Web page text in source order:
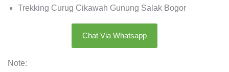
Trekking Curug Cikawah Gunung Salak Bogor
Chat Via Whatsapp
Note: